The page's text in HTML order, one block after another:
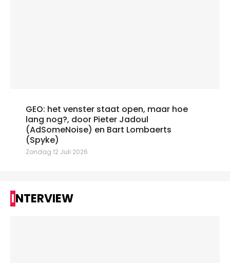
GEO: het venster staat open, maar hoe
lang nog?, door Pieter Jadoul
(AdSomeNoise) en Bart Lombaerts
(Spyke)
Zondag 12 Juli 2026
INTERVIEW